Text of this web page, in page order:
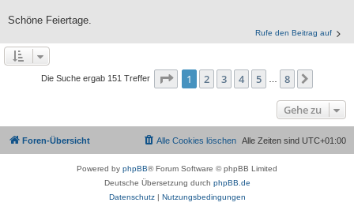
Schöne Feiertage.
Rufe den Beitrag auf
Die Suche ergab 151 Treffer Seite 1von
1 2 3 4 5 8
Gehe zu
Foren-Übersicht Alle Zeiten sind UTC+01:00
Alle Cookies löschen
Powered by phpBB® Forum Software © phpBB Limited
Deutsche Übersetzung durch phpBB.de
Datenschutz| Nutzungsbedingungen